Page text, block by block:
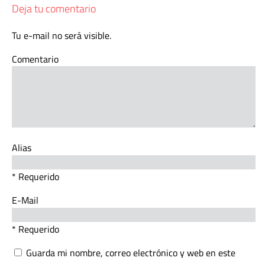
Deja tu comentario
Tu e-mail no será visible.
Comentario
Alias
* Requerido
E-Mail
* Requerido
Guarda mi nombre, correo electrónico y web en este